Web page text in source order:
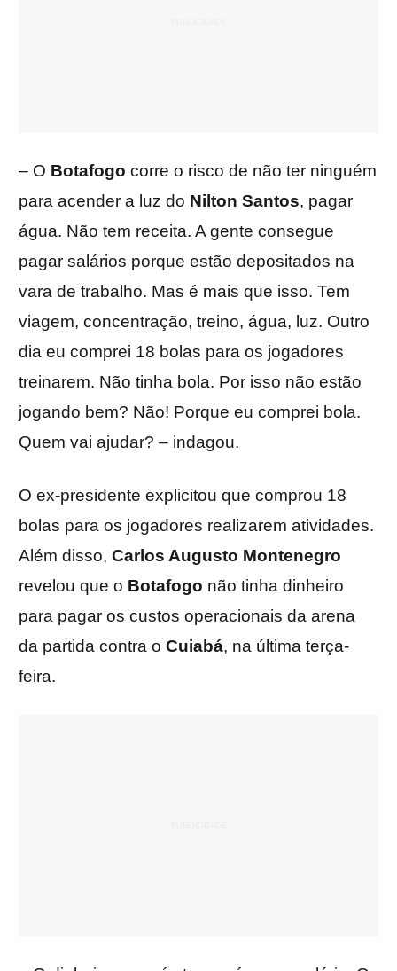
– O Botafogo corre o risco de não ter ninguém
para acender a luz do Nilton Santos, pagar
água. Não tem receita. A gente consegue
pagar salários porque estão depositados na
vara de trabalho. Mas é mais que isso. Tem
viagem, concentração, treino, água, luz. Outro
dia eu comprei 18 bolas para os jogadores
treinarem. Não tinha bola. Por isso não estão
jogando bem? Não! Porque eu comprei bola.
Quem vai ajudar? – indagou.
O ex-presidente explicitou que comprou 18
bolas para os jogadores realizarem atividades.
Além disso, Carlos Augusto Montenegro
revelou que o Botafogo não tinha dinheiro
para pagar os custos operacionais da arena
da partida contra o Cuiabá, na última terça-
feira.